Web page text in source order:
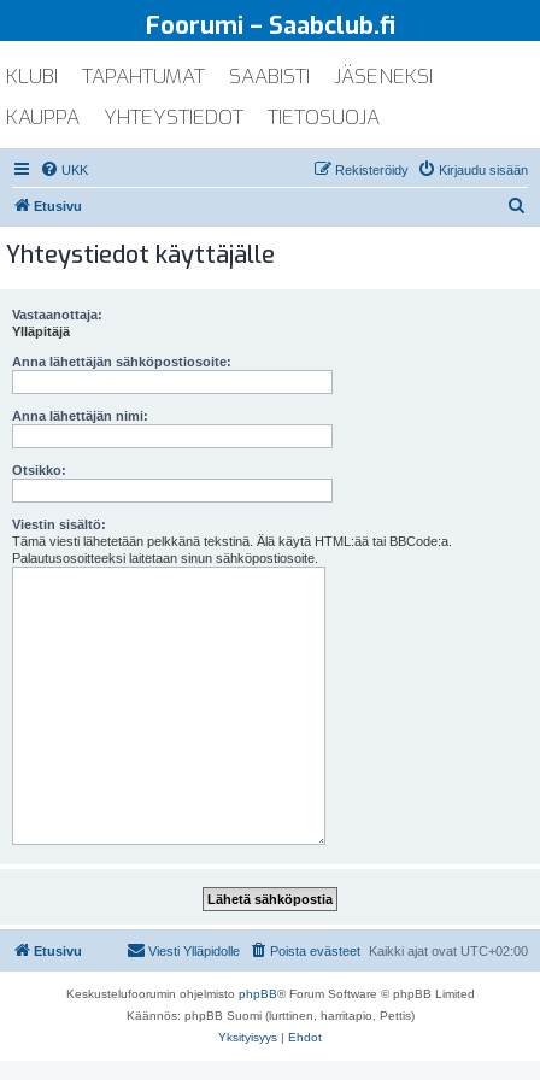
Foorumi – Saabclub.fi
KLUBI TAPAHTUMAT SAABISTI
JÄSENEKSI
KAUPPA
YHTEYSTIEDOT TIETOSUOJA
UKK Kirjaudu sisään
Rekisteröidy
Etusivu
Yhteystiedot käyttäjälle
Vastaanottaja:
Ylläpitäjä
Anna lähettäjän sähköpostiosoite:
Anna lähettäjän nimi:
Otsikko:
Viestin sisältö:
Tämä viesti lähetetään pelkkänä tekstinä. Älä käytä HTML:ää tai BBCode:a.
Palautusosoitteeksi laitetaan sinun sähköpostiosoite.
Etusivu Kaikki ajat ovat UTC+02:00
Poista evästeet
Viesti Ylläpidolle
Keskustelufoorumin ohjelmisto phpBB® Forum Software © phpBB Limited
Käännös: phpBB Suomi (lurttinen, harritapio, Pettis)
Yksityisyys | Ehdot